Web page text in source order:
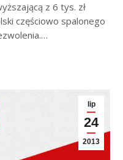
z 6 tys. zł
częściowo spalonego
lip
24
2013